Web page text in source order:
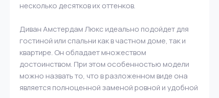
несколько десятков их оттенков.
Диван Амстердам Люкс идеально подойдет для
гостиной или спальни как в частном доме, так и
квартире. Он обладает множеством
достоинством. При этом особенностью модели
можно назвать то, что в разложенном виде она
является полноценной заменой ровной и удобной